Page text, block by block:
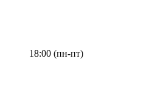
18:00 (пн-пт)